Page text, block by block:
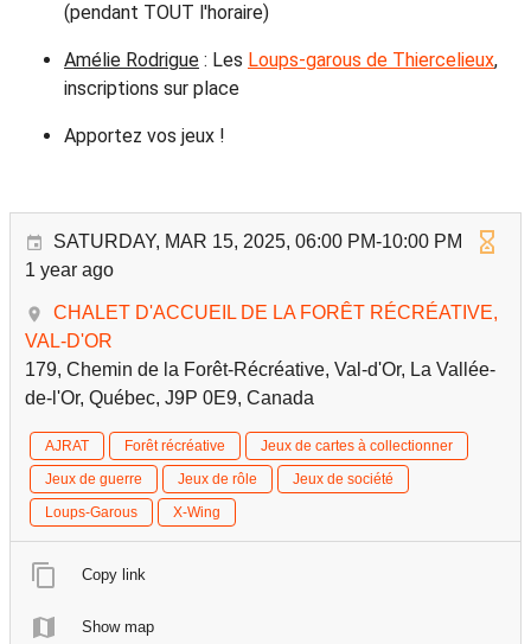
(pendant TOUT l'horaire)
Amélie Rodrigue : Les Loups-garous de Thiercelieux,
inscriptions sur place
Apportez vos jeux !
SATURDAY, MAR 15, 2025, 06:00 PM-10:00 PM
1 year ago
CHALET D'ACCUEIL DE LA FORÊT RÉCRÉATIVE,
VAL-D'OR
179, Chemin de la Forêt-Récréative, Val-d'Or, La Vallée-
de-l'Or, Québec, J9P 0E9, Canada
AJRAT Forêt récréative
Jeux de cartes à collectionner
Jeux de guerre
Jeux de rôle
Jeux de société
Loups-Garous
X-Wing
Copy link
Show map